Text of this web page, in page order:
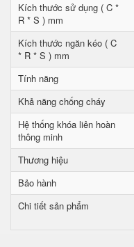
Kích thước sử dụng ( C *
R * S ) mm
Kích thước ngăn kéo ( C
* R * S ) mm
Tính năng
Khả năng chống cháy
Hệ thống khóa liên hoàn
thông minh
Thương hiệu
Bảo hành
Chi tiết sản phẩm